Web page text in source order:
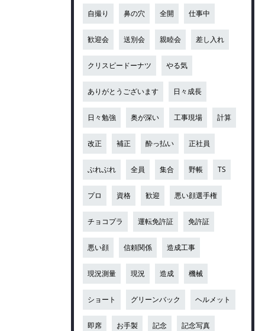
自撮り 鼻の穴 全開 仕事中
歓迎会 送別会 親睦会 差し入れ
クリスピードーナツ やる気
ありがとうございます 日々成長
日々勉強 奥が深い 工事現場 計算
改正 補正 酔っ払い 正社員
ぶれぶれ 全員 集合 野帳 TS
プロ 資格 歓迎 悪い顔選手権
チョコプラ 運転免許証 免許証
悪い顔 信頼関係 造成工事
現況測量 現況 造成 機械
ショート グリーンバック ヘルメット
即席 お手製 記念 記念写真